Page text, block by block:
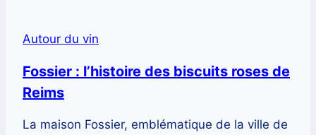
Autour du vin
Fossier : l’histoire des biscuits roses de
Reims
La maison Fossier, emblématique de la ville de